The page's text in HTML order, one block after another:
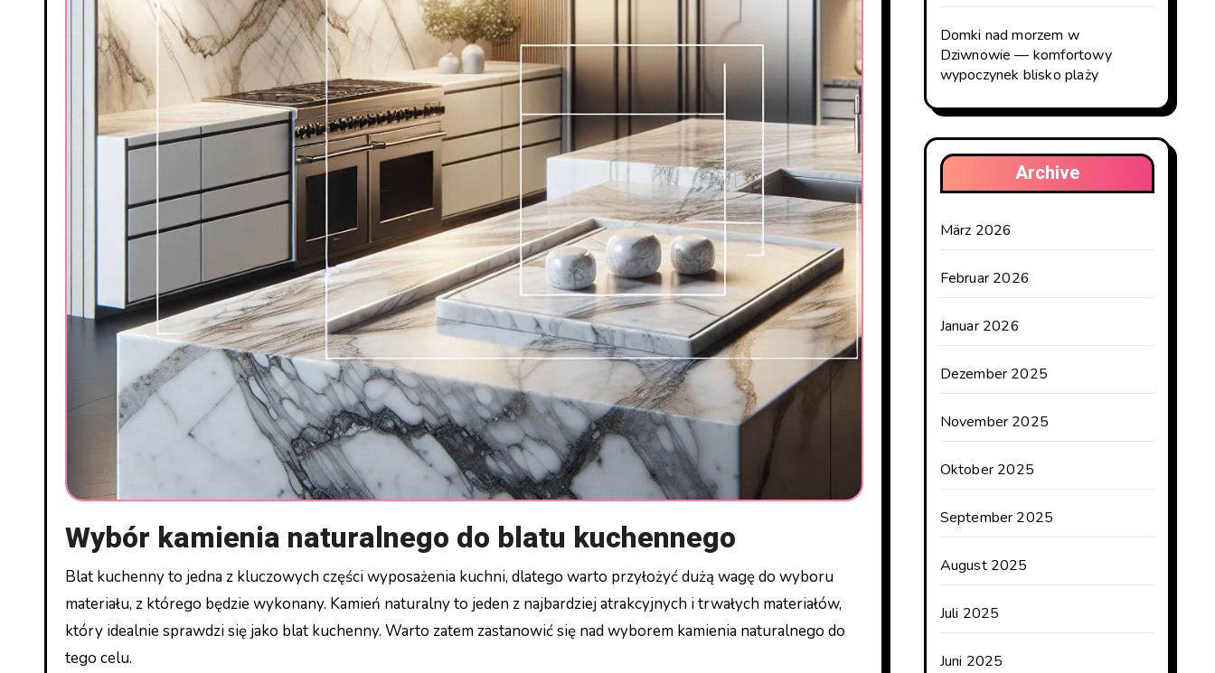
Wybór kamienia naturalnego do blatu kuchennego
Blat kuchenny to jedna z kluczowych części wyposażenia kuchni, dlatego warto przyłożyć dużą wagę do wyboru
materiału, z którego będzie wykonany. Kamień naturalny to jeden z najbardziej atrakcyjnych i trwałych materiałów,
który idealnie sprawdzi się jako blat kuchenny. Warto zatem zastanowić się nad wyborem kamienia naturalnego do
tego celu.
Domki nad morzem w
Dziwnowie — komfortowy
wypoczynek blisko plaży
Archive
März 2026
Februar 2026
Januar 2026
Dezember 2025
November 2025
Oktober 2025
September 2025
August 2025
Juli 2025
Juni 2025